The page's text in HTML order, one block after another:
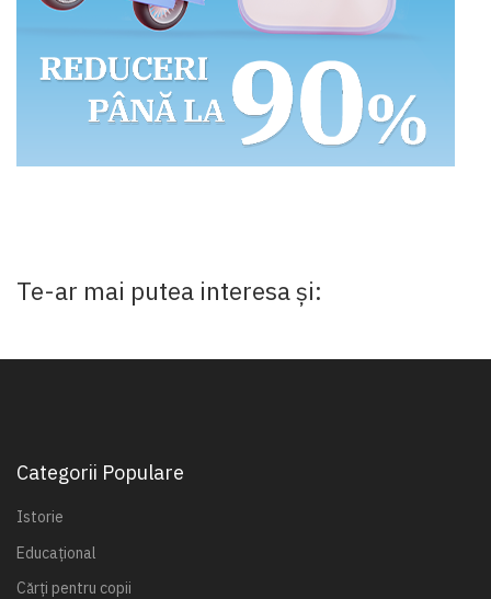
Te-ar mai putea interesa și:
Categorii Populare
Istorie
Educațional
Cărți pentru copii